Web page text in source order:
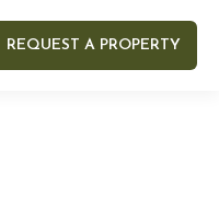
REQUEST A PROPERTY